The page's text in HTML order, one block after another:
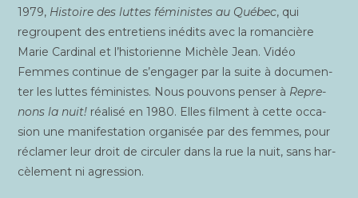
1979, His­toire des luttes fémi­nistes au Qué­bec, qui
regroupent des entre­tiens inédits avec la roman­cière
Marie Car­di­nal et l’historienne Michèle Jean. Vidéo
Femmes conti­nue de s’engager par la suite à docu­men­
ter les luttes fémi­nistes. Nous pou­vons pen­ser à Repre­
nons la nuit! réa­li­sé en 1980. Elles filment à cette occa­
sion une mani­fes­ta­tion orga­ni­sée par des femmes, pour
récla­mer leur droit de cir­cu­ler dans la rue la nuit, sans har­
cè­le­ment ni agression.